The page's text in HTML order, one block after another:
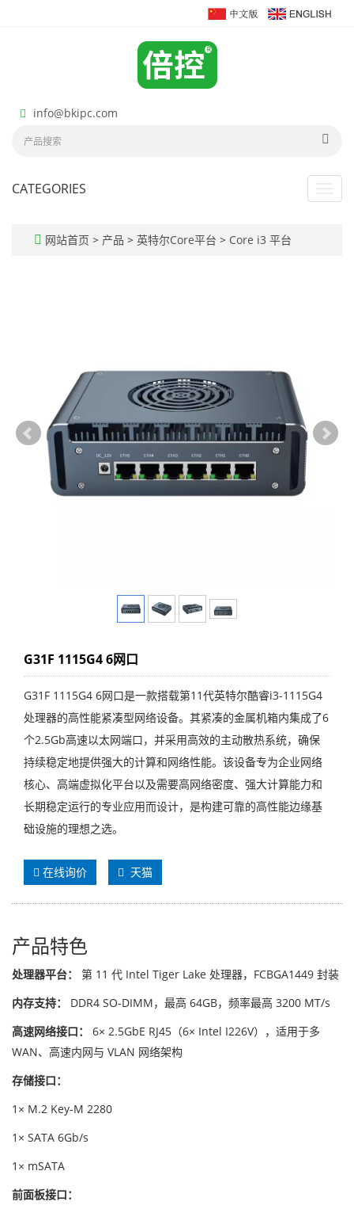
info@bkipc.com
CATEGORIES
网站首页 > 产品 > 英特尔Core平台 > Core i3 平台
G31F 1115G4 6网口
G31F 1115G4 6网口是一款搭载第11代英特尔酷睿i3-1115G4
处理器的高性能紧凑型网络设备。其紧凑的金属机箱内集成了6
个2.5Gb高速以太网端口，并采用高效的主动散热系统，确保
持续稳定地提供强大的计算和网络性能。该设备专为企业网络
核心、高端虚拟化平台以及需要高网络密度、强大计算能力和
长期稳定运行的专业应用而设计，是构建可靠的高性能边缘基
础设施的理想之选。
在线询价 天猫
产品特色
处理器平台：
第 11 代 Intel Tiger Lake 处理器，FCBGA1449 封装
内存支持：
DDR4 SO-DIMM，最高 64GB，频率最高 3200 MT/s
高速网络接口：
6× 2.5GbE RJ45（6× Intel I226V），适用于多
WAN、高速内网与 VLAN 网络架构
存储接口：
1× M.2 Key-M 2280
1× SATA 6Gb/s
1× mSATA
前面板接口：